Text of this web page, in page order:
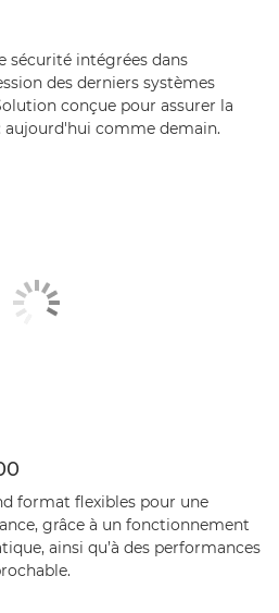
sécurité intégrées dans
des derniers systèmes
conçue pour assurer la
aujourd'hui comme demain.
format flexibles pour une
grâce à un fonctionnement
ainsi qu’à des performances